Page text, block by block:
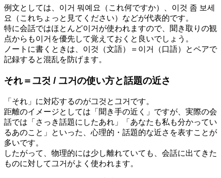
例文としては、이거 뭐예요（これ何ですか）、이것 좀 보세
요（これちょっと見てください）などが代表的です。
特に会話ではほとんど이거が使われますので、聞き取りの観
点からも이거を優先して覚えておくと良いでしょう。
ノートに書くときは、이것（文語）＝이거（口語）とペアで
記録すると混乱を防げます。
それ＝그것 / 그거の使い方と話題の近さ
「それ」に対応するのが그것と그거です。
距離のイメージとしては「聞き手の近く」ですが、実際の会
話では「さっき話題にしたあれ」「あなたも私も分かってい
るあのこと」といった、心理的・話題的な近さを表すことが
多いです。
したがって、物理的には少し離れていても、会話に出てきた
ものに対して그거がよく使われます。